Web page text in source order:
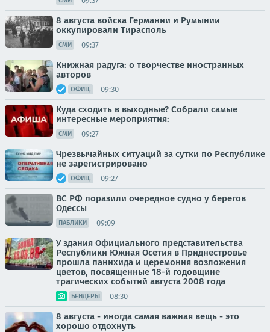
8 августа войска Германии и Румынии
оккупировали Тирасполь
СМИ 09:37
Книжная радуга: о творчестве иностранных
авторов
ОФИЦ. 09:30
Куда сходить в выходные? Собрали самые
интересные мероприятия:
СМИ 09:27
Чрезвычайных ситуаций за сутки по Республике
не зарегистрировано
ОФИЦ. 09:27
ВС РФ поразили очередное судно у берегов
Одессы
ПАБЛИКИ 09:09
У здания Официального представительства
Республики Южная Осетия в Приднестровье
прошла панихида и церемония возложения
цветов, посвященные 18-й годовщине
трагических событий августа 2008 года
БЕНДЕРЫ 08:30
8 августа - иногда самая важная вещь - это
хорошо отдохнуть